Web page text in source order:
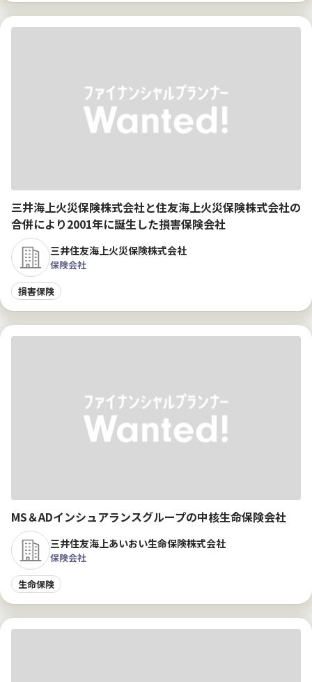
三井海上火災保険株式会社と住友海上火災保険株式会社の
合併により2001年に誕生した損害保険会社
三井住友海上火災保険株式会社
保険会社
損害保険
MS＆ADインシュアランスグループの中核生命保険会社
三井住友海上あいおい生命保険株式会社
保険会社
生命保険